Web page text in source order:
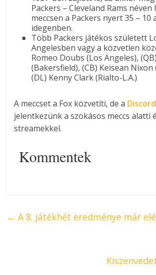
Packers – Cleveland Rams
meccsen a Packers nyert 35 – 10
idegenben.
Több Packers játékos született
Angelesben vagy a közvetlen
Romeo Doubs (Los Angeles),
(Bakersfield), (CB) Keisean Nixon
(DL) Kenny Clark (Rialto-L.A.)
A meccset a Fox közvetíti, de a
jelentkezünk a szokásos meccs alatti
streamekkel.
Kommentek
← A 8. játékhét eredménye már